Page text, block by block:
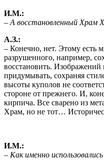
И.М.:
– А восстановленный Храм
А.З.:
– Конечно, нет. Этому есть
разрушенного, например,
восстановить.
придумывать, сохраняя
высоты куполов не
стороне от прежнего. И,
кирпича. Все сварено из
Храм, но не тот…
И.М.:
– Как именно